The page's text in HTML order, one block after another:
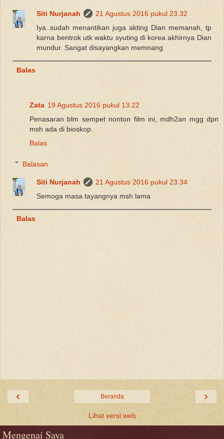
Siti Nurjanah
21 Agustus 2016 pukul 23.32
Iya..sudah menantikan juga akting Dian memanah, tp
karna bentrok utk waktu syuting di korea akhirnya Dian
mundur. Sangat disayangkan memnang
Balas
Zata 19 Agustus 2016 pukul 13.22
Penasaran blm sempet nonton film ini, mdh2an mgg dpn
msh ada di bioskop.
Balas
Balasan
Siti Nurjanah
21 Agustus 2016 pukul 23.34
Semoga masa tayangnya msh lama
Balas
‹ ›
Beranda
Lihat versi web
Mengenai Saya